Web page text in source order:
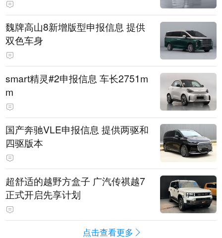
魏牌高山8新增版型申报信息 提供
双色车身
smart精灵#2申报信息 车长2751m
m
国产奔驰VLE申报信息 提供两驱和
四驱版本
超舒适的越野方盒子 广汽传祺越7
正式开启先享计划
点击查看更多